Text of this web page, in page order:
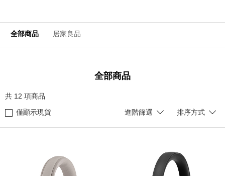
全部商品 居家良品
全部商品
共 12 項商品
僅顯示現貨
進階篩選 排序方式